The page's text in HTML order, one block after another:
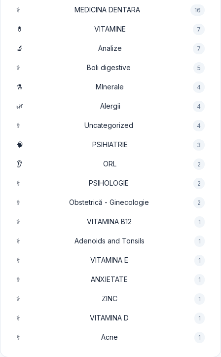
⚕️ MEDICINA DENTARA 16
💊 VITAMINE 7
🔬 Analize 7
⚕️ Boli digestive 5
⚗️ MInerale 4
🌿 Alergii 4
⚕️ Uncategorized 4
🧠 PSIHIATRIE 3
👂 ORL 2
⚕️ PSIHOLOGIE 2
⚕️ Obstetrică - Ginecologie 2
⚕️ VITAMINA B12 1
⚕️ Adenoids and Tonsils 1
⚕️ VITAMINA E 1
⚕️ ANXIETATE 1
⚕️ ZINC 1
⚕️ VITAMINA D 1
⚕️ Acne 1